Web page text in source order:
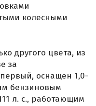
колесными
другого цвета, из
за
оснащен 1,0-
бензиновым
л. с., работающим